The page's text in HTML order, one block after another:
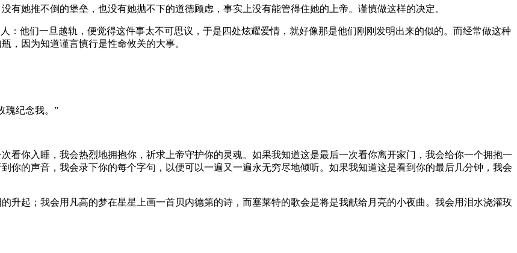
有她推不倒的堡垒，也没有她抛不下的道德顾虑，事实上没有能管得住她的上帝。谨慎做这样的决定。
：他们一旦越轨，便觉得这件事太不可思议，于是四处炫耀爱情，就好像那是他们刚刚发明出来的似的。而经常做这种
，因为知道谨言慎行是性命攸关的大事。
瑰纪念我。”
看你入睡，我会热烈地拥抱你，祈求上帝守护你的灵魂。如果我知道这是最后一次看你离开家门，我会给你一个拥抱一
你的声音，我会录下你的每个字句，以便可以一遍又一遍永无穷尽地倾听。如果我知道这是看到你的最后几分钟，我会
升起；我会用凡高的梦在星星上画一首贝内德第的诗，而塞莱特的歌会是将是我献给月亮的小夜曲。我会用泪水浇灌玫